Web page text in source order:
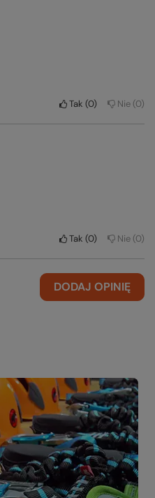
Tak 0 Nie 0
Tak 0 Nie 0
DODAJ OPINIĘ